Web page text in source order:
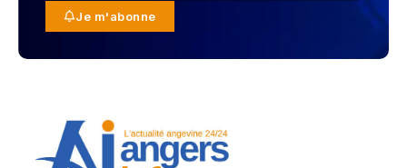
Je m'abonne